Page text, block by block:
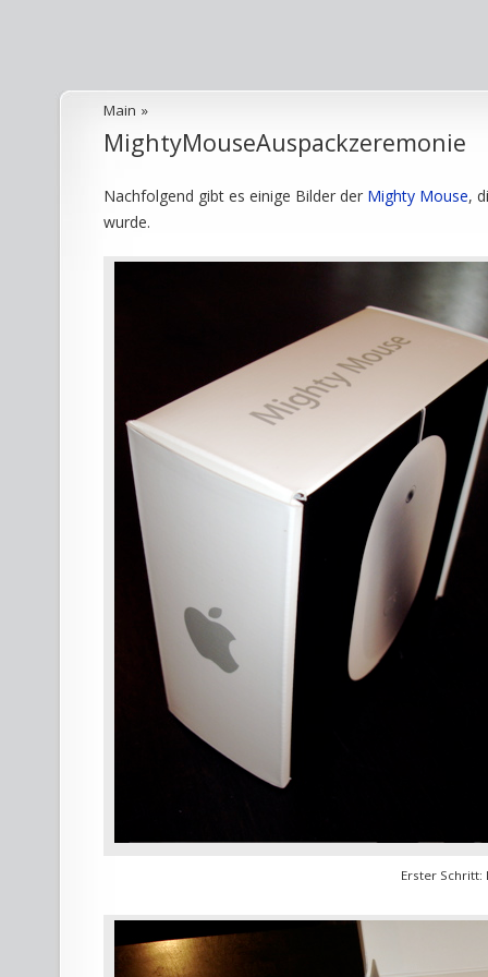
Main »
MightyMouseAuspackzeremonie
Nachfolgend gibt es einige Bilder der Mighty Mouse,
wurde.
Erster Schritt: